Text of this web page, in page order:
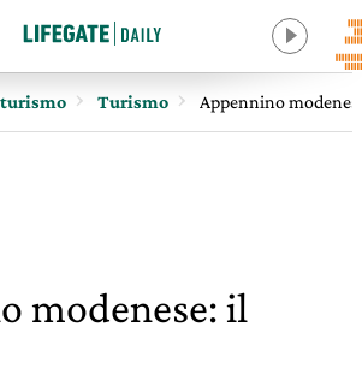
Turismo Appennino
modenese: il